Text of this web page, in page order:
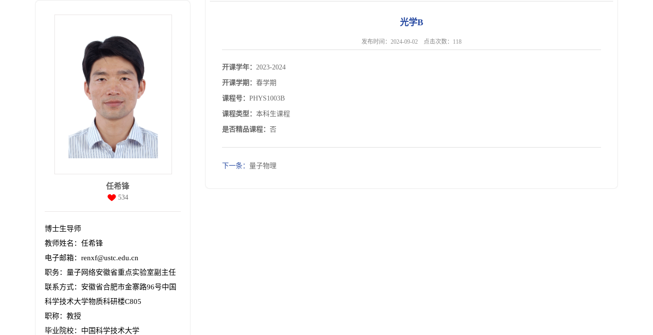
任希锋
534
博士生导师
教师姓名：任希锋
电子邮箱： renxf@ustc.edu.cn
职务：量子网络安徽省重点实验室副主任
联系方式：安徽省合肥市金寨路96号中国
科学技术大学物质科研楼C805
职称：教授
毕业院校：中国科学技术大学
光学B
发布时间：2024-09-02 点击次数： 118
开课学年： 2023-2024
开课学期： 春学期
课程号： PHYS1003B
课程类型： 本科生课程
是否精品课程： 否
下一条： 量子物理